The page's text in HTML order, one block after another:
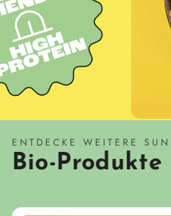
ENTDECKE WEITERE
Bio-